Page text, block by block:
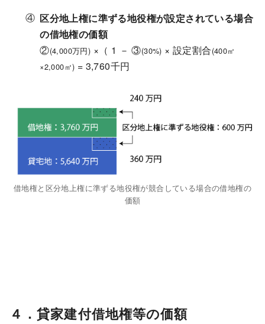
区分地上権に準ずる地役権が設定されている場合
の借地権の価額
②(4,000万円) ×（ 1 － ③(30%) × 設定割合(400㎡
×2,000㎡) = 3,760千円
借地権と区分地上権に準ずる地役権が競合している場合の借地権の
価額
４．貸家建付借地権等の価額